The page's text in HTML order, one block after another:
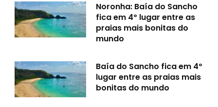
Noronha: Baía do Sancho
fica em 4º lugar entre as
praias mais bonitas do
mundo
Baía do Sancho fica em 4º
lugar entre as praias mais
bonitas do mundo